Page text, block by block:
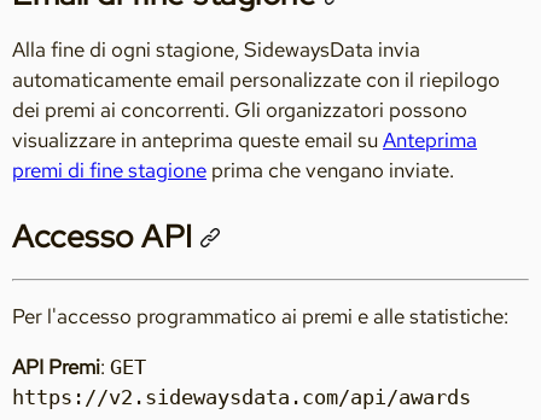
Alla fine di ogni stagione, SidewaysData invia
automaticamente email personalizzate con il riepilogo
dei premi ai concorrenti. Gli organizzatori possono
visualizzare in anteprima queste email suAnteprima
premi di fine stagione prima che vengano inviate.
Accesso API
Per l'accesso programmatico ai premi e alle statistiche:
API Premi: GET
https://v2.sidewaysdata.com/api/awards